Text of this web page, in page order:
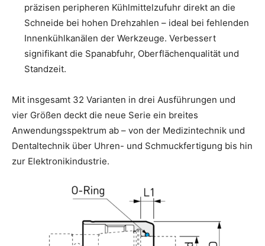
präzisen peripheren Kühlmittelzufuhr direkt an die
Schneide bei hohen Drehzahlen – ideal bei fehlenden
Innenkühlkanälen der Werkzeuge. Verbessert
signifikant die Spanabfuhr, Oberflächenqualität und
Standzeit.
Mit insgesamt 32 Varianten in drei Ausführungen und
vier Größen deckt die neue Serie ein breites
Anwendungsspektrum ab – von der Medizintechnik und
Dentaltechnik über Uhren- und Schmuckfertigung bis hin
zur Elektronikindustrie.